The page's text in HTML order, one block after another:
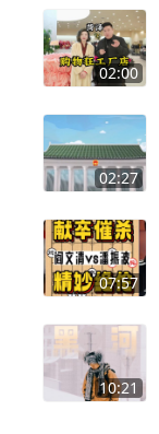
02:00
02:27
07:57
10:21